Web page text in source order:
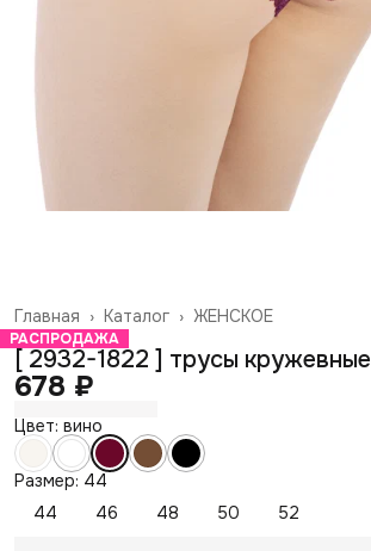
ЖЕНСКОЕ
Каталог ›
Главная ›
РАСПРОДАЖА
[ 2932-1822 ] трусы кружевные
678 ₽
Цвет: вино
Размер: 44
44
46 48 50 52